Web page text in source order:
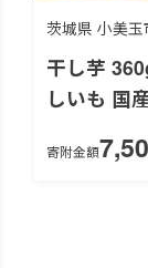
茨城県 小美玉
干し芋 360g(120g×3袋) 小分け 干
しいも 国
るか さつ
おいも お
寄附金額